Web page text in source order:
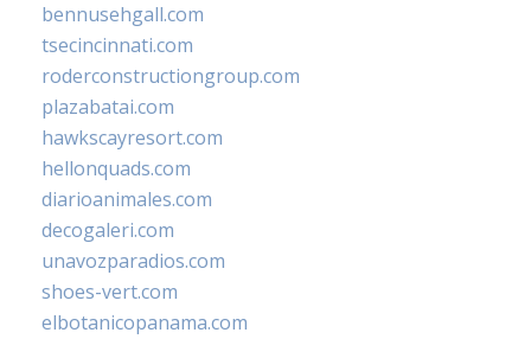
bennusehgall.com
tsecincinnati.com
roderconstructiongroup.com
plazabatai.com
hawkscayresort.com
hellonquads.com
diarioanimales.com
decogaleri.com
unavozparadios.com
shoes-vert.com
elbotanicopanama.com